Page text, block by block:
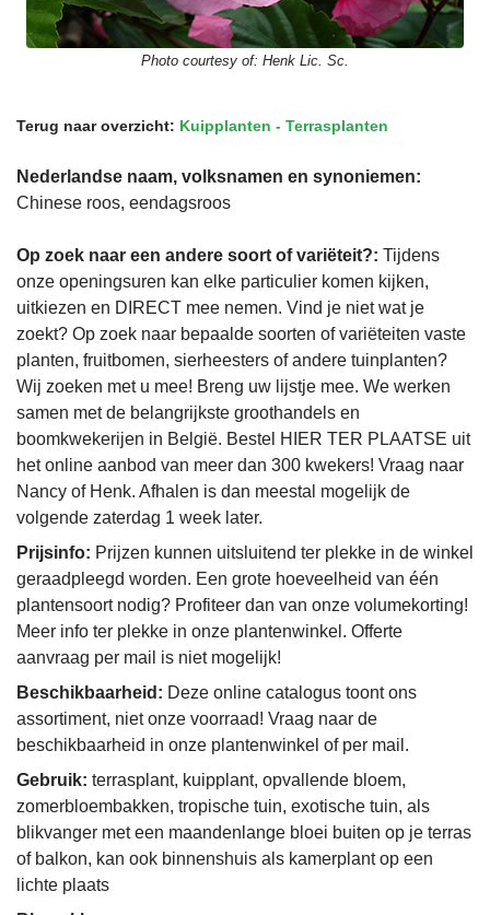
Photo courtesy of: Henk Lic. Sc.
Terug naar overzicht: Kuipplanten - Terrasplanten
Nederlandse naam, volksnamen en synoniemen:
Chinese roos, eendagsroos
Op zoek naar een andere soort of variëteit?: Tijdens
onze openingsuren kan elke particulier komen kijken,
uitkiezen en DIRECT mee nemen. Vind je niet wat je
zoekt? Op zoek naar bepaalde soorten of variëteiten vaste
planten, fruitbomen, sierheesters of andere tuinplanten?
Wij zoeken met u mee! Breng uw lijstje mee. We werken
samen met de belangrijkste groothandels en
boomkwekerijen in België. Bestel HIER TER PLAATSE uit
het online aanbod van meer dan 300 kwekers! Vraag naar
Nancy of Henk. Afhalen is dan meestal mogelijk de
volgende zaterdag 1 week later.
Prijsinfo: Prijzen kunnen uitsluitend ter plekke in de winkel
geraadpleegd worden. Een grote hoeveelheid van één
plantensoort nodig? Profiteer dan van onze volumekorting!
Meer info ter plekke in onze plantenwinkel. Offerte
aanvraag per mail is niet mogelijk!
Beschikbaarheid: Deze online catalogus toont ons
assortiment, niet onze voorraad! Vraag naar de
beschikbaarheid in onze plantenwinkel of per mail.
Gebruik: terrasplant, kuipplant, opvallende bloem,
zomerbloembakken, tropische tuin, exotische tuin, als
blikvanger met een maandenlange bloei buiten op je terras
of balkon, kan ook binnenshuis als kamerplant op een
lichte plaats